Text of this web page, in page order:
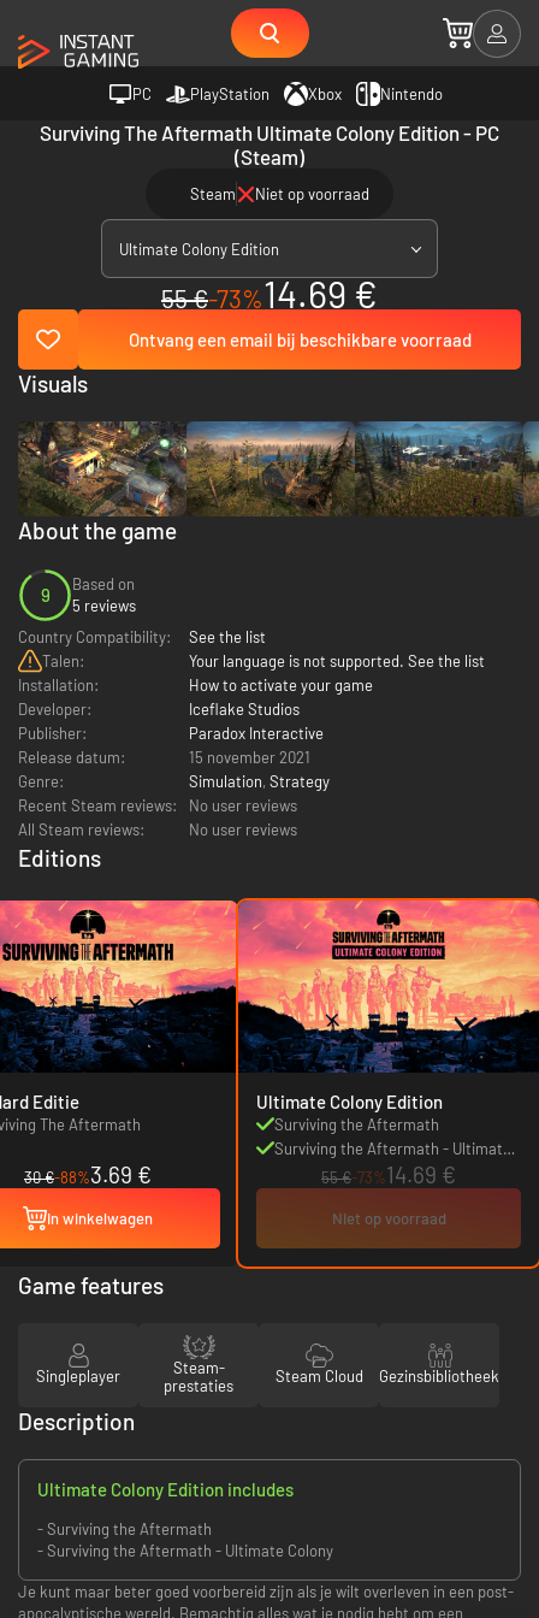
PC PlayStation Xbox Nintendo
Surviving The Aftermath Ultimate Colony Edition - PC
(Steam)
Steam Niet op voorraad
Ultimate Colony Edition
55 €-73%14.69 €
Ontvang een email bij beschikbare voorraad
About the game
9
Based on
5 reviews
Country Compatibility:
See the list
Talen:
Your language is not supported. See the list
Installation:
How to activate your game
Developer:
Iceflake Studios
Publisher:
Paradox Interactive
Release datum:
15 november 2021
Genre:
Simulation, Strategy
Recent Steam reviews:
No user reviews
All Steam reviews:
No user reviews
Editions
Editie
The Aftermath
30 €-88%3.69 €
In winkelwagen
Ultimate Colony Edition
Surviving the Aftermath
Surviving the Aftermath - Ultimate
55 €-73%14.69 €
Niet op voorraad
Visuals
Game features
Singleplayer
Steam-
prestaties
Steam Cloud Gezinsbibliotheek
Description
Ultimate Colony Edition includes
- Surviving the Aftermath
- Surviving the Aftermath - Ultimate Colony
Je kunt maar beter goed voorbereid zijn als je wilt overleven in een post-
apocalyptische wereld. Bemachtig alles wat je nodig hebt om een